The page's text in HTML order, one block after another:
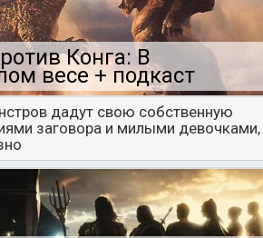
Конга: В
весе + подкаст
дадут свою собственную
заговора и милыми девочками,